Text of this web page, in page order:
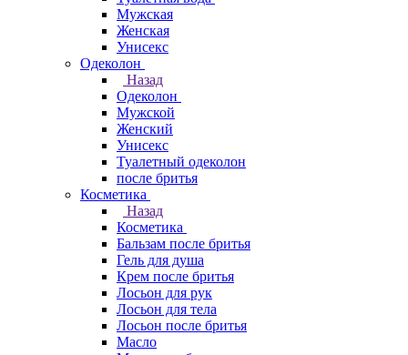
Мужская
Женская
Унисекс
Одеколон
Назад
Одеколон
Мужской
Женский
Унисекс
Туалетный одеколон
после бритья
Косметика
Назад
Косметика
Бальзам после бритья
Гель для душа
Крем после бритья
Лосьон для рук
Лосьон для тела
Лосьон после бритья
Масло